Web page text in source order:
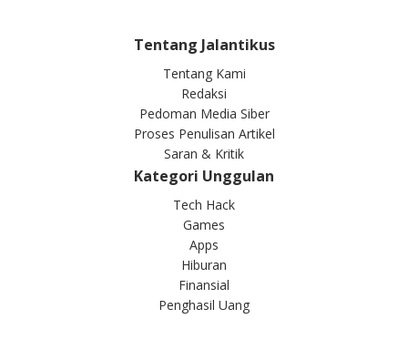
Tentang Jalantikus
Tentang Kami
Redaksi
Pedoman Media Siber
Proses Penulisan Artikel
Saran & Kritik
Kategori Unggulan
Tech Hack
Games
Apps
Hiburan
Finansial
Penghasil Uang